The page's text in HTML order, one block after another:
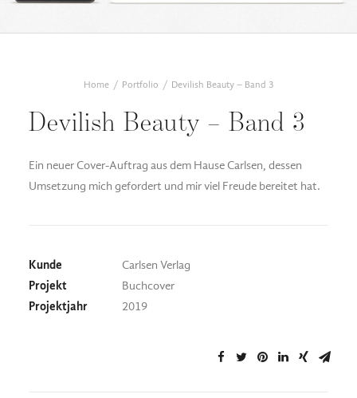
Home Portfolio Devilish Beauty – Band 3
Devilish Beauty – Band 3
Ein neuer Cover-Auftrag aus dem Hause Carlsen, dessen
Umsetzung mich gefordert und mir viel Freude bereitet hat.
Kunde
Carlsen Verlag
Projekt
Buchcover
Projektjahr
2019